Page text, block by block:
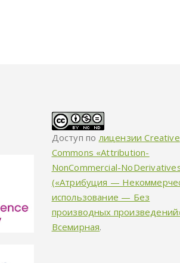
Доступ по лицензии Creative
Commons «Attribution-
NonCommercial-
(«Атрибуция —
использование — Без
производных
Всемирная.